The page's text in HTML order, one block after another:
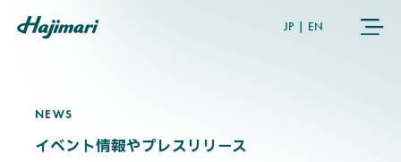
JP EN
COMPANY
NEWS
NEWS
イベント情報やプレスリリース